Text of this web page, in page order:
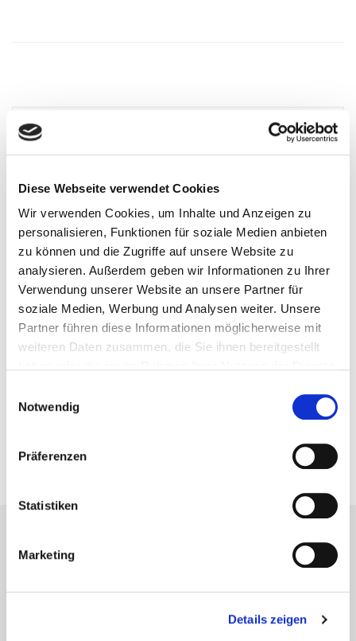
Diese Webseite verwendet Cookies
Wir verwenden Cookies, um Inhalte und Anzeigen zu
personalisieren, Funktionen für soziale Medien anbieten
zu können und die Zugriffe auf unsere Website zu
analysieren. Außerdem geben wir Informationen zu Ihrer
Verwendung unserer Website an unsere Partner für
soziale Medien, Werbung und Analysen weiter. Unsere
Partner führen diese Informationen möglicherweise mit
weiteren Daten zusammen, die Sie ihnen bereitgestellt
Notwendig
Präferenzen
Statistiken
Marketing
Details zeigen
Öffnungszeiten
Mi.: nach Vereinbarung
Do.: 8.00 – 12.00 Uhr und 14.00 – 17.00 Uhr
Fr.: 8.00 – 12.00 Uhr
Gerne können Sie mit uns auch
Besichtigungstermine außerhalb der oben genannten
Öffnungszeiten vereinbaren. Rufen Sie uns dazu bitte
unter 0291/ 9906-0 an.